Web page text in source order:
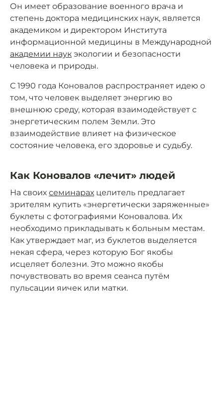
Он имеет образование военного врача и
степень доктора медицинских наук, является
академиком и директором Института
информационной медицины в Международной
академии наук экологии и безопасности
человека и природы.
С 1990 года Коновалов распространяет идею о
том, что человек выделяет энергию во
внешнюю среду, которая взаимодействует с
энергетическим полем Земли. Это
взаимодействие влияет на физическое
состояние человека, его здоровье и судьбу.
Как Коновалов «лечит» людей
На своих семинарах целитель предлагает
зрителям купить «энергетически заряженные»
буклеты с фотографиями Коновалова. Их
необходимо прикладывать к больным местам.
Как утверждает маг, из буклетов выделяется
некая сфера, через которую Бог якобы
исцеляет болезни. Это можно якобы
почувствовать во время сеанса путём
пульсации яичек или матки.